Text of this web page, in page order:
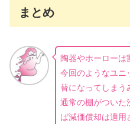
まとめ
陶器やホーローは
今回のようなユニ
替になってしまう
通常の棚がついた
ば減価償却は適用